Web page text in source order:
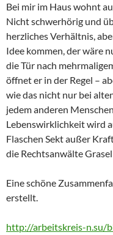
Bei mir im Haus wohnt
Nicht schwerhörig und
herzliches Verhältnis,
Idee kommen, der wäre
die Tür nach
öffnet er in der Regel –
wie das nicht nur bei
jedem anderen
Lebenswirklichkeit wird
Flaschen Sekt außer
die Rechtsanwälte
Eine schöne
erstellt.
http://arbeitskreis-n.su/